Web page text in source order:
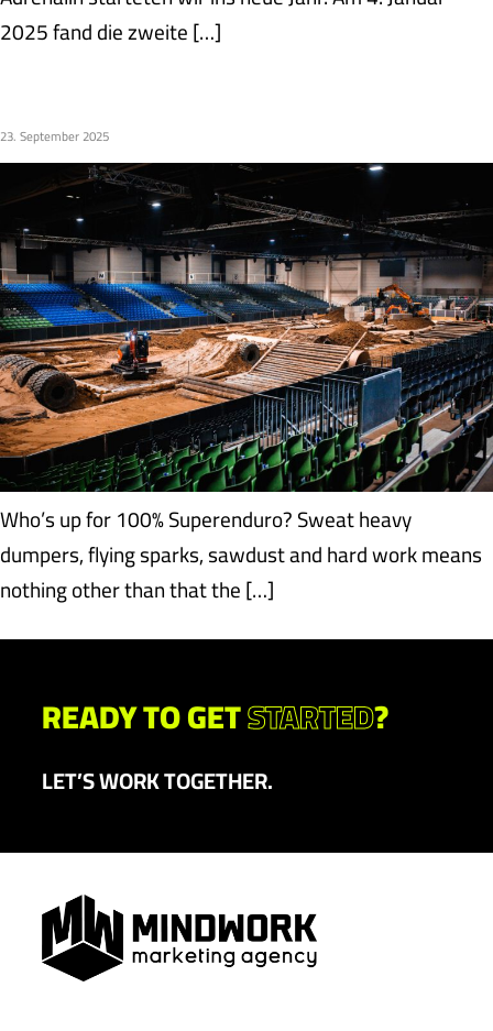
2025 fand die zweite […]
23. September 2025
Who’s up for 100% Superenduro? Sweat heavy
dumpers, flying sparks, sawdust and hard work means
nothing other than that the […]
READY TO GETSTARTED?
LET’S WORK TOGETHER.